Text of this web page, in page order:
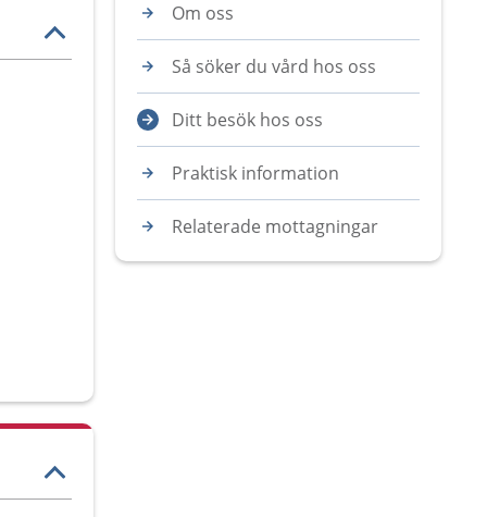
Om oss
Så söker du vård hos oss
Ditt besök hos oss
Praktisk information
Relaterade mottagningar